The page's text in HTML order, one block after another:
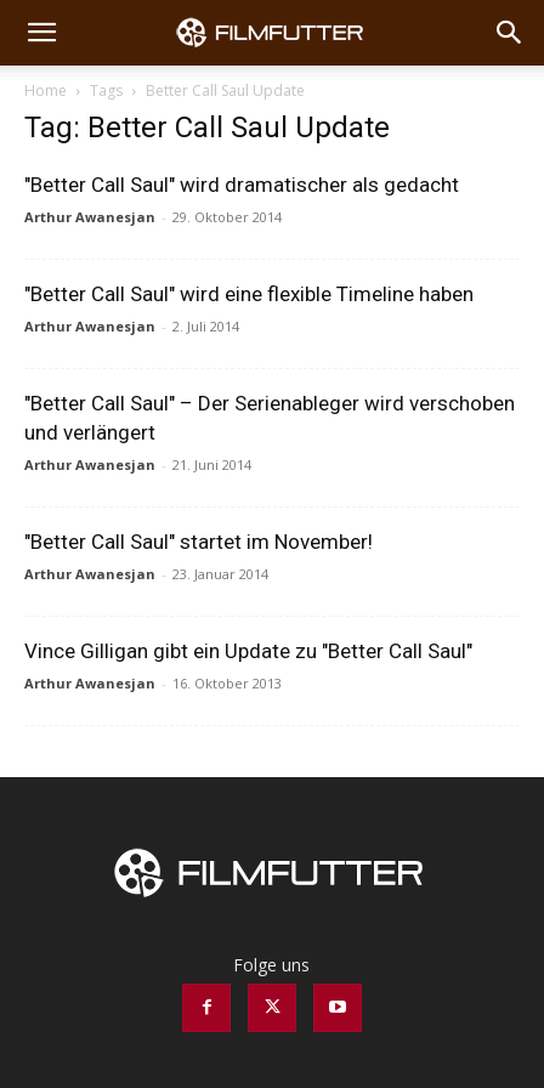
Home Tags Better Call Saul Update
Tag: Better Call Saul Update
"Better Call Saul" wird dramatischer als gedacht
Arthur Awanesjan - 29. Oktober 2014
"Better Call Saul" wird eine flexible Timeline haben
Arthur Awanesjan - 2. Juli 2014
"Better Call Saul" – Der Serienableger wird verschoben
und verlängert
Arthur Awanesjan - 21. Juni 2014
"Better Call Saul" startet im November!
Arthur Awanesjan - 23. Januar 2014
Vince Gilligan gibt ein Update zu "Better Call Saul"
Arthur Awanesjan - 16. Oktober 2013
Folge uns